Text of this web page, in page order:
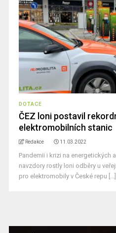
DOTACE
ČEZ loni postavil
elektromobilních stanic
Redakce 11.03.2022
Pandemii i krizi na energetických
navzdory rostly loni odběry u
pro elektromobily v České repu [...]